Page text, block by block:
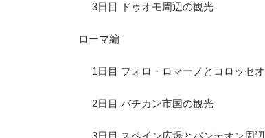
3日目 ドゥオモ周辺の観光
ローマ編
1日目 フォロ・ロマーノとコロッセオ
2日目 バチカン市国の観光
3日目 スペイン広場とパンテオン周辺